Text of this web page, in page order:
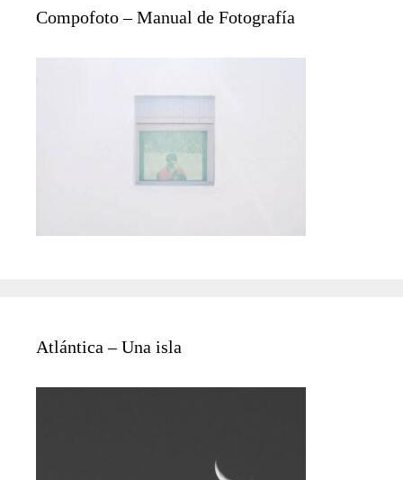
Compofoto – Manual de Fotografía
Atlántica – Una isla